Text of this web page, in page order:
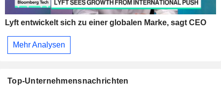
Lyft entwickelt sich zu einer globalen Marke, sagt CEO
Mehr Analysen
Top-Unternehmensnachrichten